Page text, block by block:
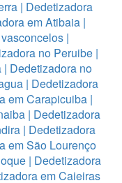
| Dedetizadora
em Atibaia |
|
no Peruibe |
| Dedetizadora no
| Dedetizadora
em Carapicuiba |
| Dedetizadora
| Dedetizadora
em São Lourenço
| Dedetizadora
em Caieiras